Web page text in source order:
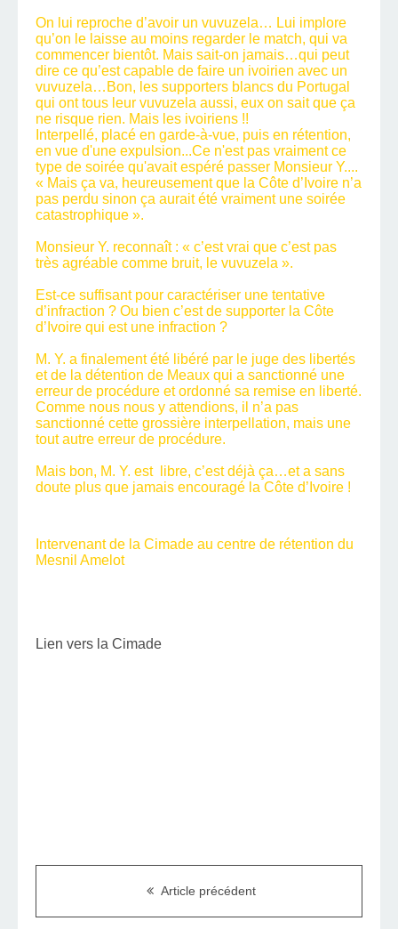
On lui reproche d’avoir un vuvuzela… Lui implore
qu’on le laisse au moins regarder le match, qui va
commencer bientôt. Mais sait-on jamais…qui peut
dire ce qu’est capable de faire un ivoirien avec un
vuvuzela…Bon, les supporters blancs du Portugal
qui ont tous leur vuvuzela aussi, eux on sait que ça
ne risque rien. Mais les ivoiriens !!
Interpellé, placé en garde-à-vue, puis en rétention,
en vue d'une expulsion...Ce n'est pas vraiment ce
type de soirée qu'avait espéré passer Monsieur Y....
« Mais ça va, heureusement que la Côte d’Ivoire n’a
pas perdu sinon ça aurait été vraiment une soirée
catastrophique ».
Monsieur Y. reconnaît : « c’est vrai que c’est pas
très agréable comme bruit, le vuvuzela ».
Est-ce suffisant pour caractériser une tentative
d’infraction ? Ou bien c’est de supporter la Côte
d’Ivoire qui est une infraction ?
M. Y. a finalement été libéré par le juge des libertés
et de la détention de Meaux qui a sanctionné une
erreur de procédure et ordonné sa remise en liberté.
Comme nous nous y attendions, il n’a pas
sanctionné cette grossière interpellation, mais une
tout autre erreur de procédure.
Mais bon, M. Y. est libre, c’est déjà ça…et a sans
doute plus que jamais encouragé la Côte d’Ivoire !
Intervenant de la Cimade au centre de rétention du
Mesnil Amelot
Lien vers la Cimade
Article précédent